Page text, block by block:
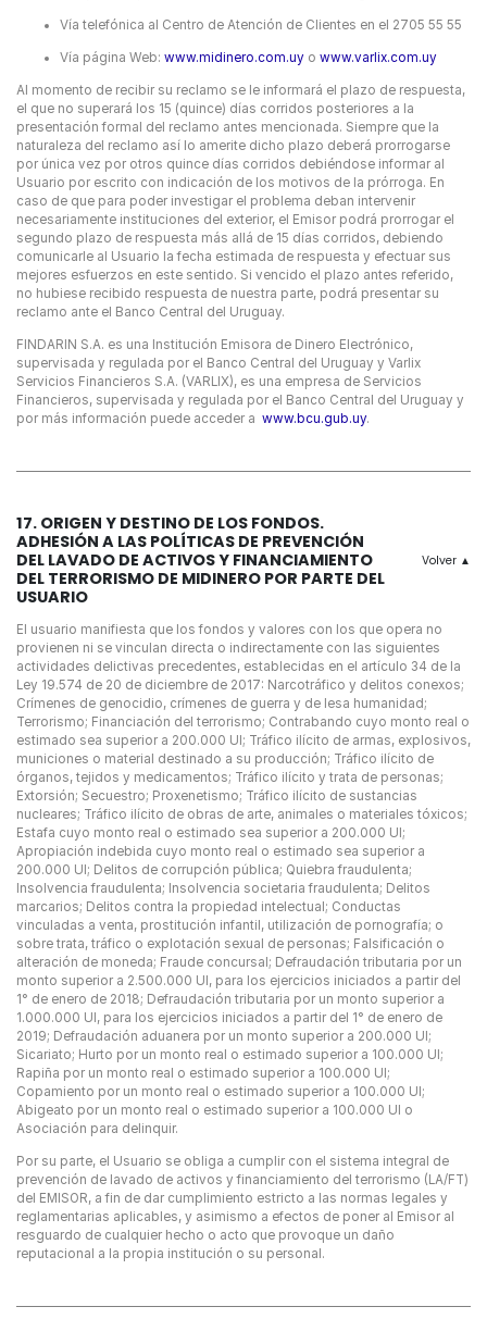
Vía telefónica al Centro de Atención de Clientes en el 2705 55 55
Vía página Web: www.midinero.com.uy o www.varlix.com.uy
Al momento de recibir su reclamo se le informará el plazo de respuesta,
el que no superará los 15 (quince) días corridos posteriores a la
presentación formal del reclamo antes mencionada. Siempre que la
naturaleza del reclamo así lo amerite dicho plazo deberá prorrogarse
por única vez por otros quince días corridos debiéndose informar al
Usuario por escrito con indicación de los motivos de la prórroga. En
caso de que para poder investigar el problema deban intervenir
necesariamente instituciones del exterior, el Emisor podrá prorrogar el
segundo plazo de respuesta más allá de 15 días corridos, debiendo
comunicarle al Usuario la fecha estimada de respuesta y efectuar sus
mejores esfuerzos en este sentido. Si vencido el plazo antes referido,
no hubiese recibido respuesta de nuestra parte, podrá presentar su
reclamo ante el Banco Central del Uruguay.
FINDARIN S.A. es una Institución Emisora de Dinero Electrónico,
supervisada y regulada por el Banco Central del Uruguay y Varlix
Servicios Financieros S.A. (VARLIX), es una empresa de Servicios
Financieros, supervisada y regulada por el Banco Central del Uruguay y
por más información puede acceder a www.bcu.gub.uy.
17. ORIGEN Y DESTINO DE LOS FONDOS.
ADHESIÓN A LAS POLÍTICAS DE PREVENCIÓN
DEL LAVADO DE ACTIVOS Y FINANCIAMIENTO
DEL TERRORISMO DE MIDINERO POR PARTE DEL
USUARIO
El usuario manifiesta que los fondos y valores con los que opera no
provienen ni se vinculan directa o indirectamente con las siguientes
actividades delictivas precedentes, establecidas en el artículo 34 de la
Ley 19.574 de 20 de diciembre de 2017: Narcotráfico y delitos conexos;
Crímenes de genocidio, crímenes de guerra y de lesa humanidad;
Terrorismo; Financiación del terrorismo; Contrabando cuyo monto real o
estimado sea superior a 200.000 UI; Tráfico ilícito de armas, explosivos,
municiones o material destinado a su producción; Tráfico ilícito de
órganos, tejidos y medicamentos; Tráfico ilícito y trata de personas;
Extorsión; Secuestro; Proxenetismo; Tráfico ilícito de sustancias
nucleares; Tráfico ilícito de obras de arte, animales o materiales tóxicos;
Estafa cuyo monto real o estimado sea superior a 200.000 UI;
Apropiación indebida cuyo monto real o estimado sea superior a
200.000 UI; Delitos de corrupción pública; Quiebra fraudulenta;
Insolvencia fraudulenta; Insolvencia societaria fraudulenta; Delitos
marcarios; Delitos contra la propiedad intelectual; Conductas
vinculadas a venta, prostitución infantil, utilización de pornografía; o
sobre trata, tráfico o explotación sexual de personas; Falsificación o
alteración de moneda; Fraude concursal; Defraudación tributaria por un
monto superior a 2.500.000 UI, para los ejercicios iniciados a partir del
1° de enero de 2018; Defraudación tributaria por un monto superior a
1.000.000 UI, para los ejercicios iniciados a partir del 1° de enero de
2019; Defraudación aduanera por un monto superior a 200.000 UI;
Sicariato; Hurto por un monto real o estimado superior a 100.000 UI;
Rapiña por un monto real o estimado superior a 100.000 UI;
Copamiento por un monto real o estimado superior a 100.000 UI;
Abigeato por un monto real o estimado superior a 100.000 UI o
Asociación para delinquir.
Por su parte, el Usuario se obliga a cumplir con el sistema integral de
prevención de lavado de activos y financiamiento del terrorismo (LA/FT)
del EMISOR, a fin de dar cumplimiento estricto a las normas legales y
reglamentarias aplicables, y asimismo a efectos de poner al Emisor al
resguardo de cualquier hecho o acto que provoque un daño
reputacional a la propia institución o su personal.